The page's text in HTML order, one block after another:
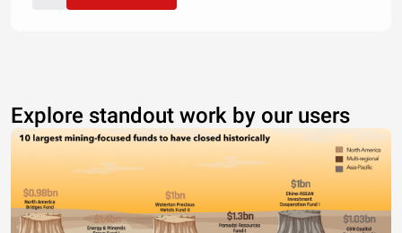
Explore standout work by our users